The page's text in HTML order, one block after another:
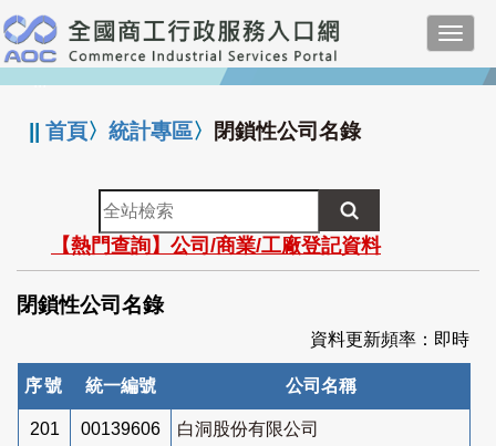
跳
到
主
要
:::
||首頁〉統計專區〉 閉鎖性公司名錄
全
站
檢
索
【熱門查詢】公司/商業/工廠登記資料
閉鎖性公司名錄
資料更新頻率：即時
序號 統一編號 公司名稱
201 00139606 白洞股份有限公司